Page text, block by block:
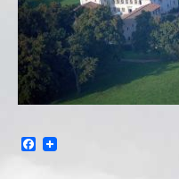
Facebook